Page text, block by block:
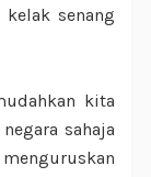
senang
kita
sahaja